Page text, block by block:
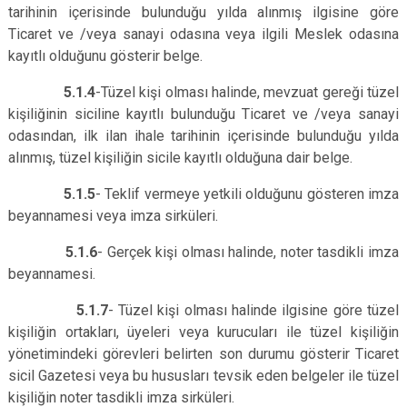
tarihinin içerisinde bulunduğu yılda alınmış ilgisine göre
Ticaret ve /veya sanayi odasına veya ilgili Meslek odasına
kayıtlı olduğunu gösterir belge.
5.1.4-Tüzel kişi olması halinde, mevzuat gereği tüzel
kişiliğinin siciline kayıtlı bulunduğu Ticaret ve /veya sanayi
odasından, ilk ilan ihale tarihinin içerisinde bulunduğu yılda
alınmış, tüzel kişiliğin sicile kayıtlı olduğuna dair belge.
5.1.5- Teklif vermeye yetkili olduğunu gösteren imza
beyannamesi veya imza sirküleri.
5.1.6- Gerçek kişi olması halinde, noter tasdikli imza
beyannamesi.
5.1.7- Tüzel kişi olması halinde ilgisine göre tüzel
kişiliğin ortakları, üyeleri veya kurucuları ile tüzel kişiliğin
yönetimindeki görevleri belirten son durumu gösterir Ticaret
sicil Gazetesi veya bu hususları tevsik eden belgeler ile tüzel
kişiliğin noter tasdikli imza sirküleri.